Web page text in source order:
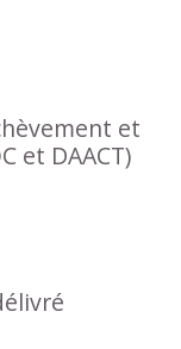
et
et DAACT)